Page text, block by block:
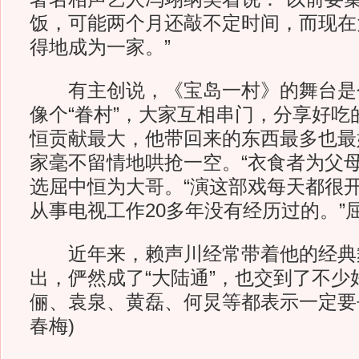
饭，可能两个月还敲不定时间，而现
得地成为一家。”
有主创说，《宝岛一村》的舞台是
像个“眷村”，大家互相串门，分享好
恒贡献最大，他带回来的东西最多也
家毫不留情地哄抢一空。“衣食者为父
选屈中恒为大哥。“演这部戏每天都很
从事电视工作20多年没有经历过的。”
近年来，赖声川经常带着他的经典
出，俨然成了“大陆通”，也交到了不
俪、袁泉、黄磊、何炅等都表示一定
春梅)